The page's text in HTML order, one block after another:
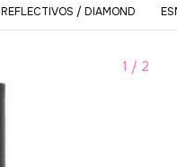
REFLECTIVOS / DIAMOND
1 / 2